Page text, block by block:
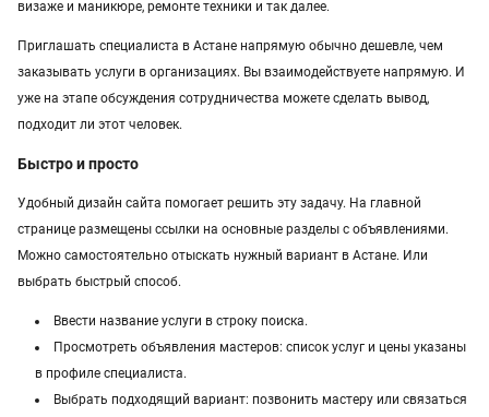
Услуги в Казахстане
визаже и маникюре, ремонте техники и так далее.
Приглашать специалиста в Астане напрямую обычно дешевле, чем
заказывать услуги в организациях. Вы взаимодействуете напрямую. И
уже на этапе обсуждения сотрудничества можете сделать вывод,
подходит ли этот человек.
Быстро и просто
Удобный дизайн сайта помогает решить эту задачу. На главной
странице размещены ссылки на основные разделы с объявлениями.
Можно самостоятельно отыскать нужный вариант в Астане. Или
выбрать быстрый способ.
Ввести название услуги в строку поиска.
Просмотреть объявления мастеров: список услуг и цены указаны
в профиле специалиста.
Выбрать подходящий вариант: позвонить мастеру или связаться